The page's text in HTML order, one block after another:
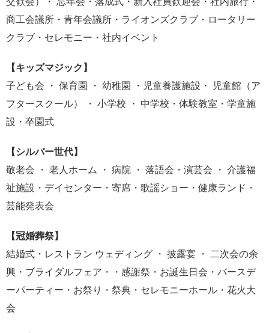
商工会議所・青年会議所・ライオンズクラブ・ロータリー
クラブ・セレモニー・社内イベント
【キッズマジック】
子ども会 ・ 保育園 ・ 幼稚園 ・児童養護施設・ 児童館（ア
フタースクール） ・ 小学校 ・ 中学校・体験教室・学童施
設・卒園式
【シルバー世代】
敬老会 ・ 老人ホーム ・ 病院 ・ 落語会・演芸会 ・ 介護福
祉施設・デイセンター・寄席・歌謡ショー・健康ランド・
芸能発表会
【冠婚葬祭】
結婚式・レストラン ウェディング ・ 披露宴 ・ 二次会の余
興・ブライダルフェア・・感謝祭・お誕生日会・バースデ
ーパーティー・お祭り・祭典・セレモニーホール・花火大
会